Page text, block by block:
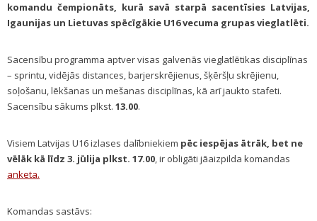
komandu čempionāts, kurā savā starpā sacentīsies Latvijas,
Igaunijas un Lietuvas spēcīgākie U16 vecuma grupas vieglatlēti.
Sacensību programma aptver visas galvenās vieglatlētikas disciplīnas
– sprintu, vidējās distances, barjerskrējienus, šķēršļu skrējienu,
soļošanu, lēkšanas un mešanas disciplīnas, kā arī jaukto stafeti.
Sacensību sākums plkst. 13.00.
Visiem Latvijas U16 izlases dalībniekiem pēc iespējas ātrāk, bet ne
vēlāk kā līdz 3. jūlija plkst. 17.00, ir obligāti jāaizpilda komandas
anketa.
Komandas sastāvs: